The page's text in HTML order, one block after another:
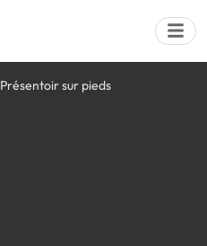
Présentoir sur pieds